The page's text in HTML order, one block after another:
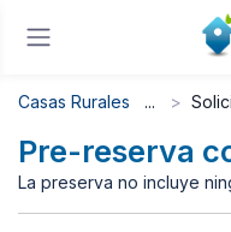
Casas Rurales
Pre-reserva
La preserva no incluye